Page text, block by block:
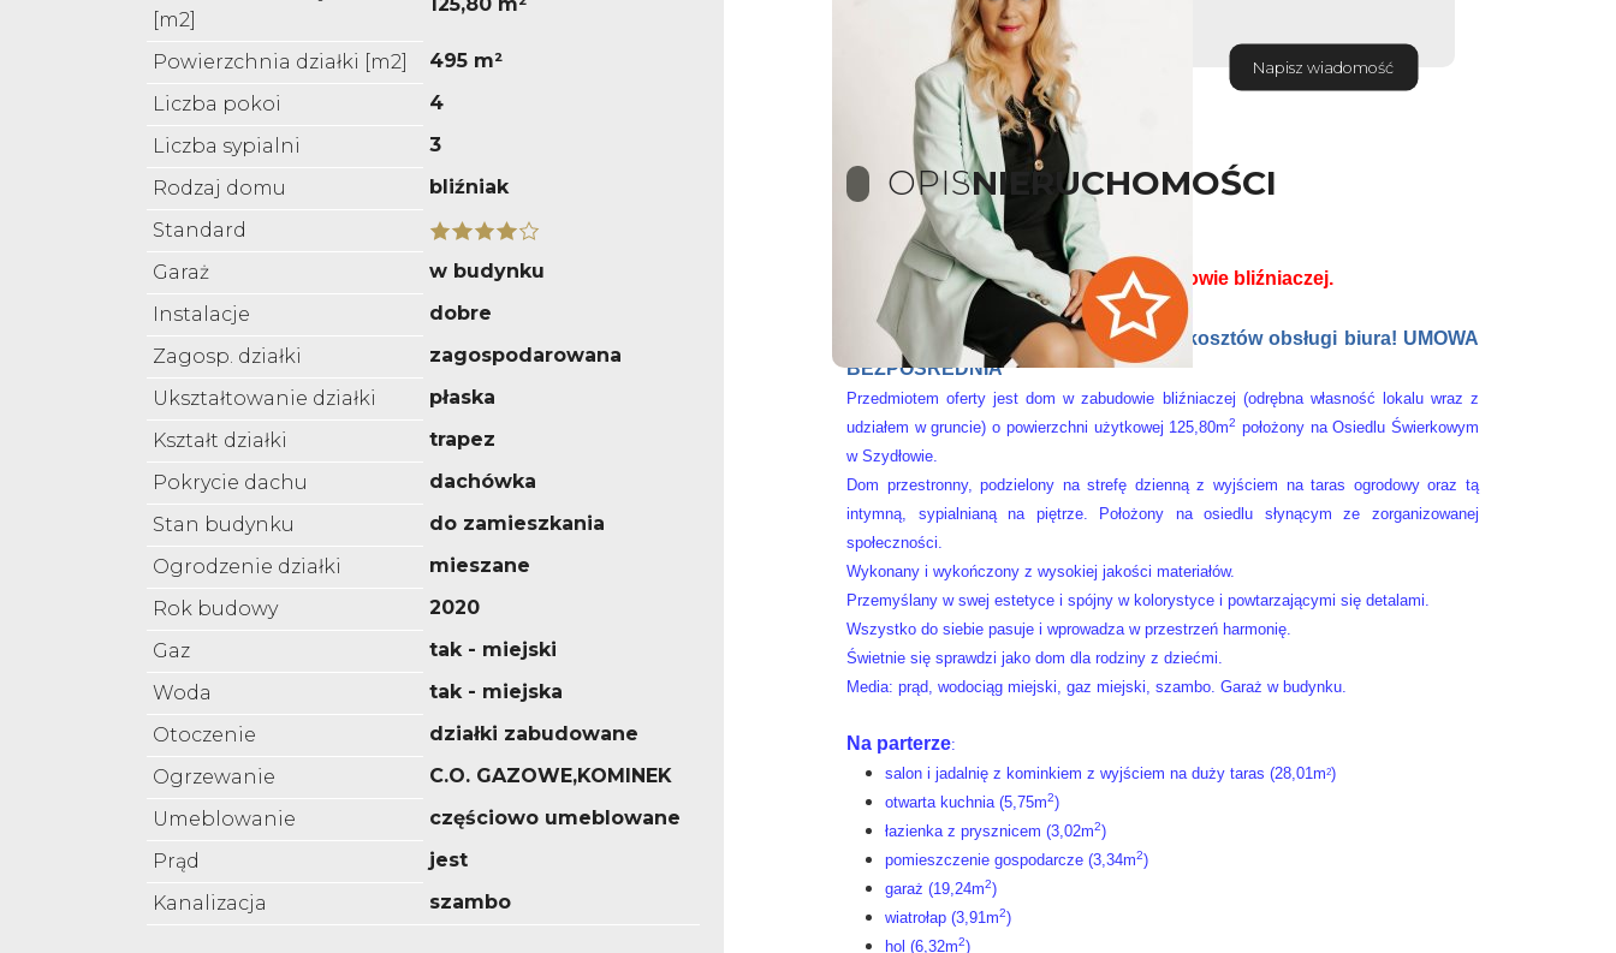
[m2]
Powierzchnia działki [m2]
495 m²
Liczba pokoi
4
Liczba sypialni
3
Rodzaj domu
bliźniak
Standard
Garaż
w budynku
Instalacje
dobre
Zagosp. działki
zagospodarowana
Ukształtowanie działki
płaska
Kształt działki
trapez
Pokrycie dachu
dachówka
Stan budynku
do zamieszkania
Ogrodzenie działki
mieszane
Rok budowy
2020
Gaz
tak - miejski
Woda
tak - miejska
Otoczenie
działki zabudowane
Ogrzewanie
C.O. GAZOWE,KOMINEK
Umeblowanie
częściowo umeblowane
Prąd
jest
Kanalizacja
szambo
Napisz wiadomość
OPISNIERUCHOMOŚCI
Sprzedaż domu w Szydłowie w zabudowie bliźniaczej.
Dom nietuzinkowy.
Klient kupujący nie ponosi żadnych kosztów obsługi biura! UMOWA
BEZPOŚREDNIA
Przedmiotem oferty jest domw zabudowie bliźniaczej (odrębna własność lokalu wraz z
udziałem w gruncie) o powierzchni użytkowej 125,80m2 położony naOsiedlu Świerkowym
w Szydłowie.
Dom przestronny, podzielony na strefę dzienną z wyjściem na taras ogrodowy oraz tą
intymną, sypialnianą na piętrze. Położony na osiedlu słynącym ze zorganizowanej
społeczności.
Wykonany i wykończony z wysokiej jakości materiałów.
Przemyślany w swej estetyce i spójny w kolorystyce i powtarzającymi się detalami.
Wszystko do siebie pasuje i wprowadza w przestrzeń harmonię.
Świetnie się sprawdzi jako dom dla rodziny z dziećmi.
Media: prąd, wodociąg miejski, gaz miejski, szambo. Garaż w budynku.
Na parterze:
salon i jadalnię z kominkiem z wyjściem na duży taras (28,01m2)
otwarta kuchnia (5,75m2)
łazienka z prysznicem (3,02m2)
pomieszczenie gospodarcze (3,34m2)
garaż (19,24m2)
wiatrołap (3,91m2)
hol (6,32m2)